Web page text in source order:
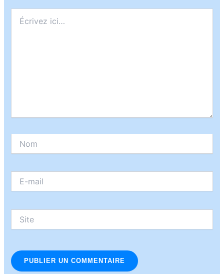
ici…
mail